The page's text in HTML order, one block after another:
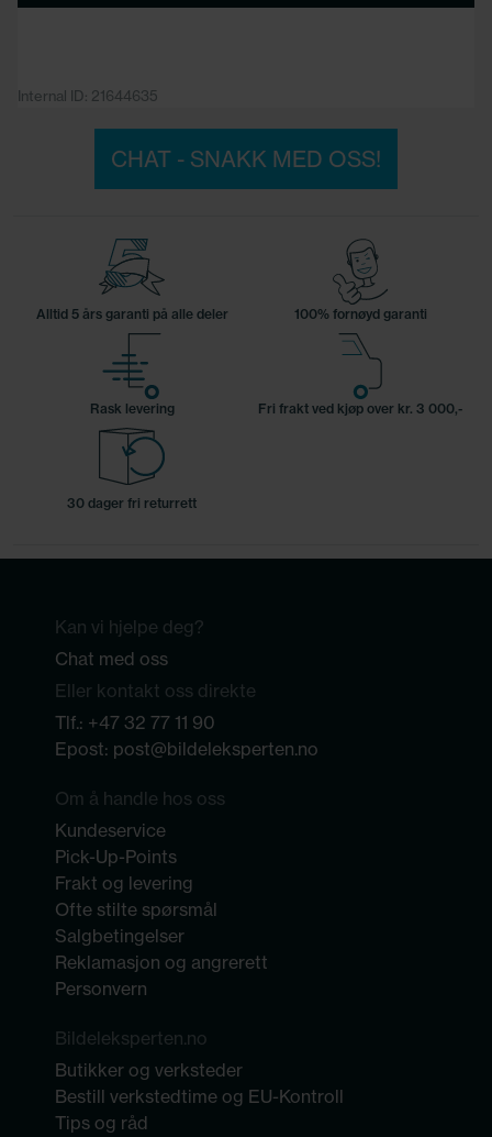
Internal ID: 21644635
CHAT - SNAKK MED OSS!
Alltid 5 års garanti på alle deler 100% fornøyd garanti
Rask levering Fri frakt ved kjøp over kr. 3 000,-
30 dager fri returrett
Kan vi hjelpe deg?
Chat med oss
Eller kontakt oss direkte
Tlf.: +47 32 77 11 90
Epost: post@bildeleksperten.no
Om å handle hos oss
Kundeservice
Pick-Up-Points
Frakt og levering
Ofte stilte spørsmål
Salgbetingelser
Reklamasjon og angrerett
Personvern
Bildeleksperten.no
Butikker og verksteder
Bestill verkstedtime og EU-Kontroll
Tips og råd